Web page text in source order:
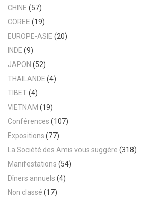
CHINE (57)
COREE (19)
EUROPE-ASIE (20)
INDE (9)
JAPON (52)
THAILANDE (4)
TIBET(4)
VIETNAM (19)
Conférences (107)
Expositions (77)
La Société des Amis vous suggère (318)
Manifestations (54)
Dîners annuels (4)
Non classé (17)